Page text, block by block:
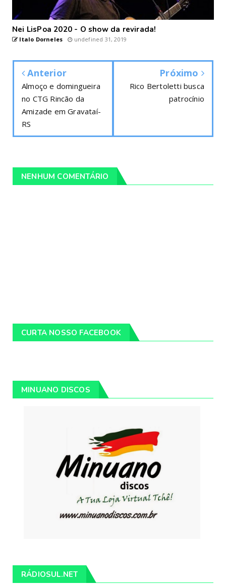
Nei LisPoa 2020 - O show da revirada!
Italo Dorneles undefined 31, 2019
Anterior
Almoço e domingueira
no CTG Rincão da
Amizade em Gravataí-
RS
Próximo
Rico Bertoletti busca
patrocínio
NENHUM COMENTÁRIO
CURTA NOSSO FACEBOOK
MINUANO DISCOS
RÁDIOSUL.NET